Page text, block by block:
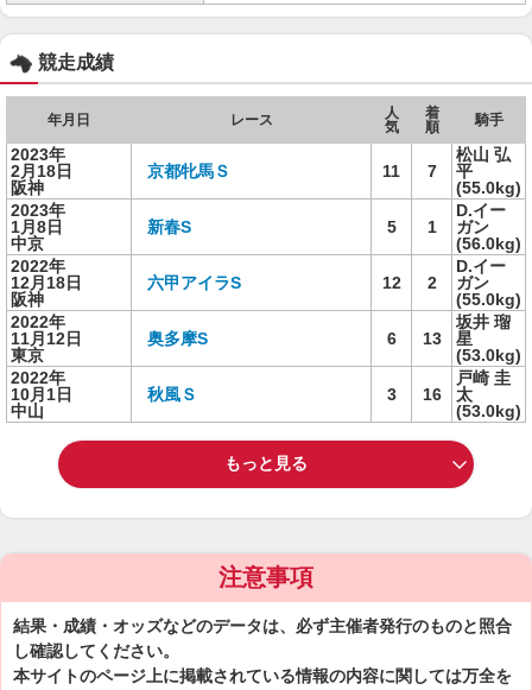
競走成績
年月日 レース
人
気
着
順
騎手
2023年
2月18日
阪神
京都牝馬Ｓ 11 7
松山 弘
平
(55.0kg)
2023年
1月8日
中京
新春S 5 1
D.イー
ガン
(56.0kg)
2022年
12月18日
阪神
六甲アイラS 12 2
D.イー
ガン
(55.0kg)
2022年
11月12日
東京
奥多摩S 6 13
坂井 瑠
星
(53.0kg)
2022年
10月1日
中山
秋風Ｓ 3 16
戸崎 圭
太
(53.0kg)
もっと見る
注意事項
結果・成績・オッズなどのデータは、必ず主催者発行のものと照合
し確認してください。
本サイトのページ上に掲載されている情報の内容に関しては万全を